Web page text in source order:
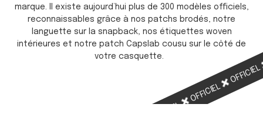
OFFICIEL
OFFICIEL
OFFICIEL
marque. Il existe aujourd’hui plus de 300 modèles officiels,
reconnaissables grâce à nos patchs brodés, notre
languette sur la snapback, nos étiquettes woven
intérieures et notre patch Capslab cousu sur le côté de
votre casquette.